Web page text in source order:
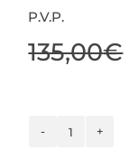
P.V.P.
135,00€
Finca